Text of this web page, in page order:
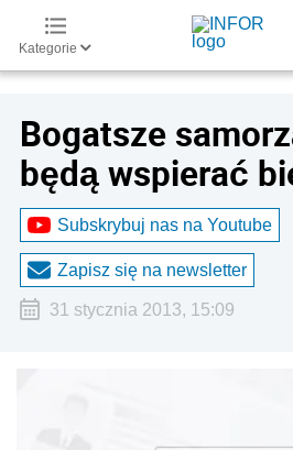
Kategorie
Bogatsze
będą wspierać
Subskrybuj nas na Youtube
Zapisz się na newsletter
31 stycznia 2013, 15:09